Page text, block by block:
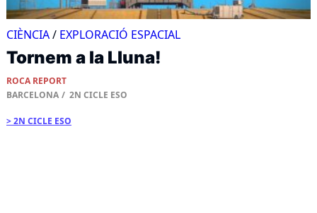
CIÈNCIA/ EXPLORACIÓ ESPACIAL
Tornem a la Lluna!
ROCA REPORT
BARCELONA
2N CICLE ESO
2N CICLE ESO